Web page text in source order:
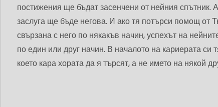
постижения ще бъдат засенчени от нейния спътник.
заслуга ще бъде негова. И ако тя потърси помощ от
свързана с него по някакъв начин, успехът на
по един или друг начин. В началото на кариерата
което кара хората да я търсят, а не името на някой